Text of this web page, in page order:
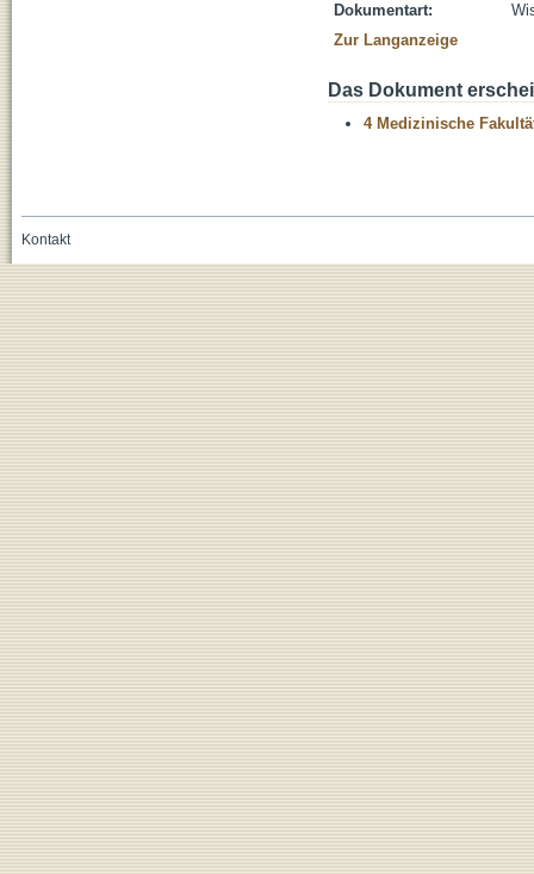
Dokumentart:
Zur Langanzeige
Das Dokument
4 Medizinische
Kontakt